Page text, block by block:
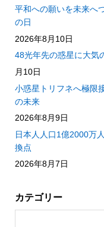
平和への願いを未来へ
の日
2026年8月10日
48光年先の惑星に大
月10日
小惑星トリフネへ極限
の未来
2026年8月9日
日本人人口1億2000万
換点
2026年8月7日
カテゴリー